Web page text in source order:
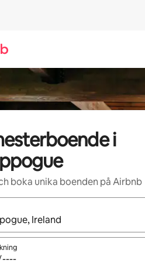
i
boka unika boenden på Airbnb
är tillgängliga kan du